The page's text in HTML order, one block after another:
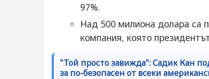
97%.
Над 500 милиона долара са
компания, която
"Той просто завижда": Садик Кан
за по-безопасен от всеки